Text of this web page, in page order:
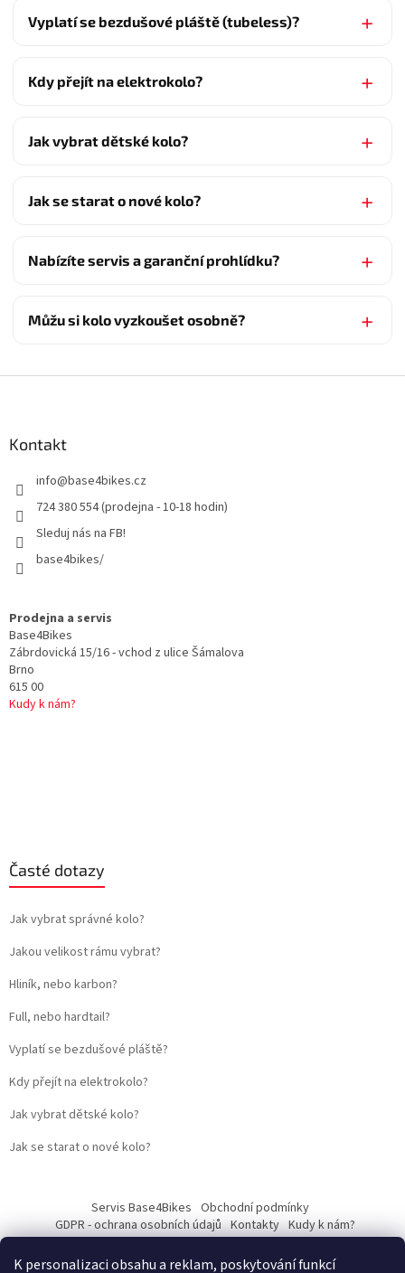
K personalizaci obsahu a reklam, poskytování funkcí
Vyplatí se bezdušové pláště (tubeless)?
Kdy přejít na elektrokolo?
Jak vybrat dětské kolo?
Jak se starat o nové kolo?
Nabízíte servis a garanční prohlídku?
Můžu si kolo vyzkoušet osobně?
Kontakt
info@base4bikes.cz
724 380 554 (prodejna - 10-18 hodin)
Sleduj nás na FB!
base4bikes/
Prodejna a servis
Base4Bikes
Zábrdovická 15/16 - vchod z ulice Šámalova
Brno
615 00
Kudy k nám?
Časté dotazy
Jak vybrat správné kolo?
Jakou velikost rámu vybrat?
Hliník, nebo karbon?
Full, nebo hardtail?
Vyplatí se bezdušové pláště?
Kdy přejít na elektrokolo?
Jak vybrat dětské kolo?
Jak se starat o nové kolo?
Servis Base4Bikes Obchodní podmínky
GDPR - ochrana osobních údajů Kontakty Kudy k nám?